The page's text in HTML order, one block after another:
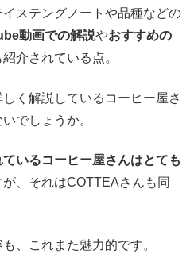
ステングノートや品種などの
動画での解説やおすすめの
介されている点。
く解説しているコーヒー屋さ
でしょうか。
いるコーヒー屋さんはとても
、それはCOTTEAさんも同
、これまた魅力的です。